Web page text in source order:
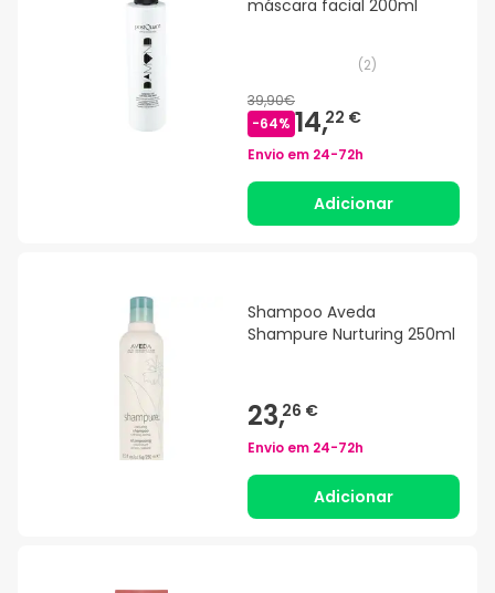
máscara facial 200ml
(2)
39,90€
-64% 14,22 €
Envio em 24-72h
Adicionar
Shampoo Aveda
Shampure Nurturing 250ml
23,26 €
Envio em 24-72h
Adicionar